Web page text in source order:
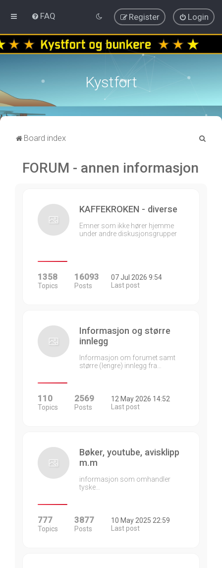
FAQ Login
Register
Kystfort
Board index
FORUM - annen informasjon
KAFFEKROKEN - diverse
Emner som ikke hører hjemme
under andre diskusjonsgrupper
1358
Topics
16093
Posts
07 Jul 2026 9:54
Last post
Informasjon og større
innlegg
Informasjon om forumet samt
større (lengre) innlegg fra…
110
Topics
2569
Posts
12 May 2026 14:52
Last post
Bøker, youtube, avisklipp
m.m
informasjon som omhandler
tyske…
777
Topics
3877
Posts
10 May 2025 22:59
Last post